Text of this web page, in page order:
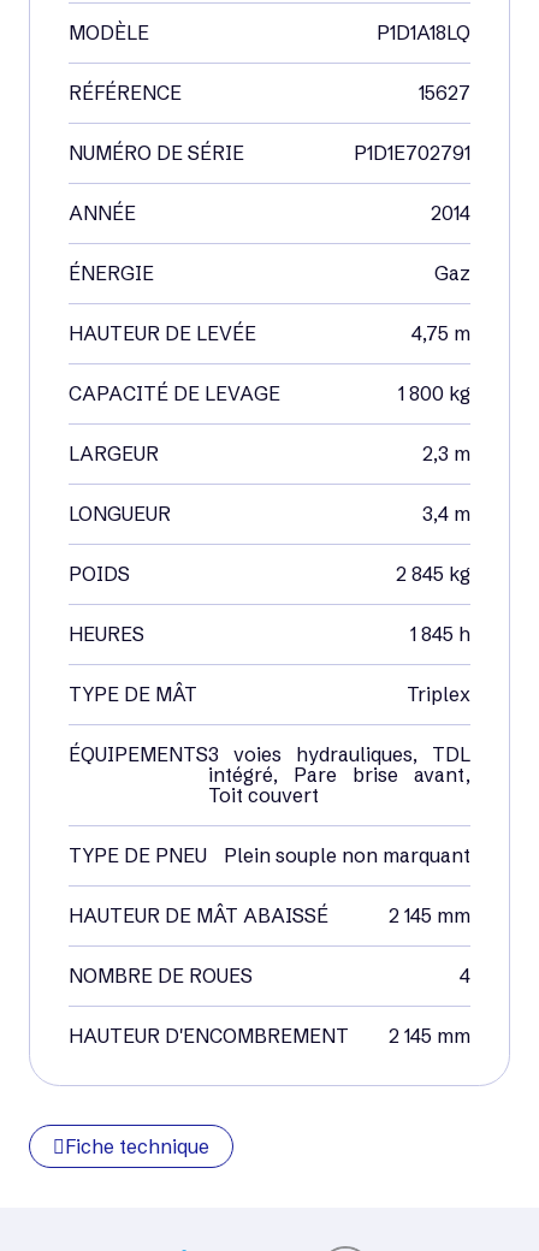
Fiche technique
MODÈLE P1D1A18LQ
RÉFÉRENCE 15627
NUMÉRO DE SÉRIE P1D1E702791
ANNÉE 2014
ÉNERGIE Gaz
HAUTEUR DE LEVÉE 4,75 m
CAPACITÉ DE LEVAGE 1 800 kg
LARGEUR 2,3 m
LONGUEUR 3,4 m
POIDS 2 845 kg
HEURES 1 845 h
TYPE DE MÂT Triplex
ÉQUIPEMENTS3 voies hydrauliques, TDL
intégré, Pare brise avant,
Toit couvert
TYPE DE PNEU Plein souple non marquant
HAUTEUR DE MÂT ABAISSÉ 2 145 mm
NOMBRE DE ROUES 4
HAUTEUR D'ENCOMBREMENT 2 145 mm